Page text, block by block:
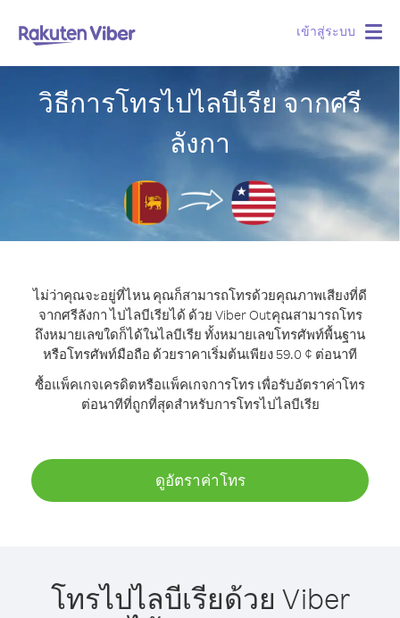
เข้าสู่ระบบ
วิธีการโทรไปไลบีเรีย จากศรี
ลังกา
ไม่ว่าคุณจะอยู่ที่ไหน คุณก็สามารถโทรด้วยคุณภาพเสียงที่ดี
จากศรีลังกา ไปไลบีเรียได้ ด้วย Viber Outคุณสามารถโทร
ถึงหมายเลขใดก็ได้ในไลบีเรีย ทั้งหมายเลขโทรศัพท์พื้นฐาน
หรือโทรศัพท์มือถือ ด้วยราคาเริ่มต้นเพียง 59.0 ¢ ต่อนาที
ซื้อแพ็คเกจเครดิตหรือแพ็คเกจการโทร เพื่อรับอัตราค่าโทร
ต่อนาทีที่ถูกที่สุดสำหรับการโทรไปไลบีเรีย
ดูอัตราค่าโทร
โทรไปไลบีเรียด้วย Viber